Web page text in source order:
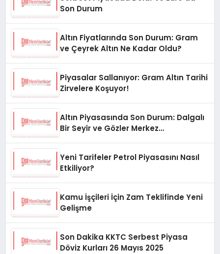
Son Durum
Altın Fiyatlarında Son Durum: Gram
ve Çeyrek Altın Ne Kadar Oldu?
Piyasalar Sallanıyor: Gram Altın Tarihi
Zirvelere Koşuyor!
Altın Piyasasında Son Durum: Dalgalı
Bir Seyir ve Gözler Merkez
Yeni Tarifeler Petrol Piyasasını Nasıl
Etkiliyor?
Kamu İşçileri İçin Zam Teklifinde Yeni
Gelişme
Son Dakika KKTC Serbest Piyasa
Döviz Kurları 26 Mayıs 2025